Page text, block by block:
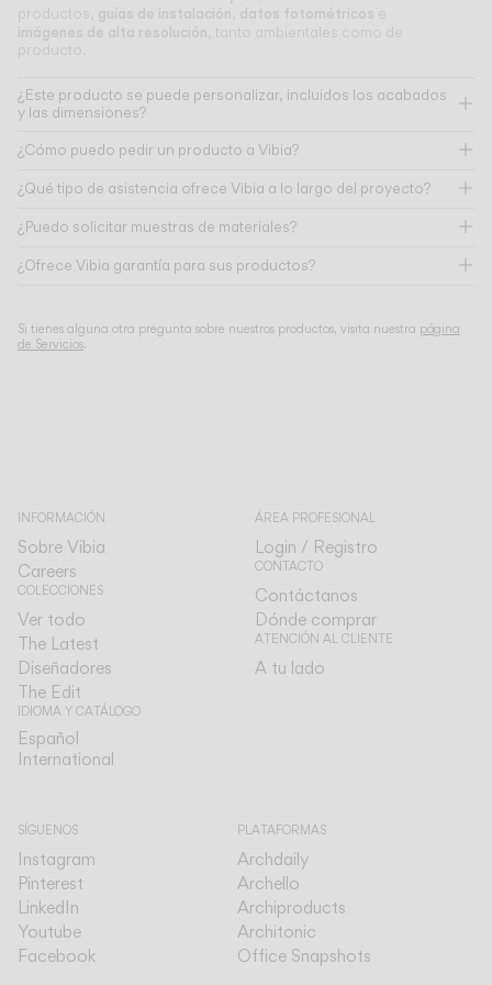
productos, guías de instalación datos fotométricos e
imágenes de alta resolución , tanto ambientales como de
producto.
¿Este producto se puede personalizar, incluidos los acabados
y las dimensiones?
¿Cómo puedo pedir un producto a Vibia?
¿Qué tipo de asistencia ofrece Vibia a lo largo del proyecto?
¿Puedo solicitar muestras de materiales?
¿Ofrece Vibia garantía para sus productos?
Si tienes alguna otra pregunta sobre nuestros productos, visita nuestra página
de Servicios.
INFORMACIÓN
Sobre Vibia
Careers
COLECCIONES
Ver todo
The Latest
Diseñadores
The Edit
IDIOMA Y CATÁLOGO
Español
International
ÁREA PROFESIONAL
Login / Registro
CONTACTO
Contáctanos
Dónde comprar
ATENCIÓN AL CLIENTE
A tu lado
SÍGUENOS
Instagram
Pinterest
LinkedIn
Youtube
Facebook
PLATAFORMAS
Archdaily
Archello
Archiproducts
Architonic
Office Snapshots